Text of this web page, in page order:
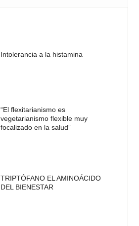
Intolerancia a la histamina
“El flexitarianismo es
vegetarianismo flexible muy
focalizado en la salud”
TRIPTÓFANO EL AMINOÁCIDO
DEL BIENESTAR